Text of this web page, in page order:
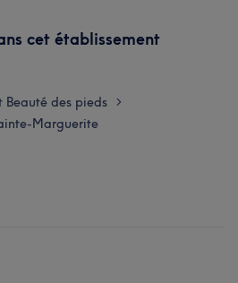
cet établissement
Beauté des pieds >
Marguerite